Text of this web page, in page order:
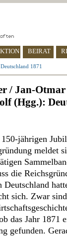
BEIRAT
1871
/ Jan-Otmar
(Hgg.):
jährigen
meldet
die
sich. Zwar
das Jahr 1871
gefunden.